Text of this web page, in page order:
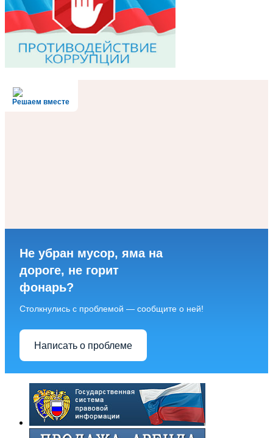
Решаем вместе
Не убран мусор, яма на
дороге, не горит
фонарь?
Столкнулись с проблемой — сообщите о ней!
Написать о проблеме